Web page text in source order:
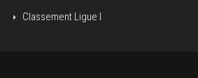
Classement Ligue I